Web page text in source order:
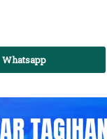
Whatsapp